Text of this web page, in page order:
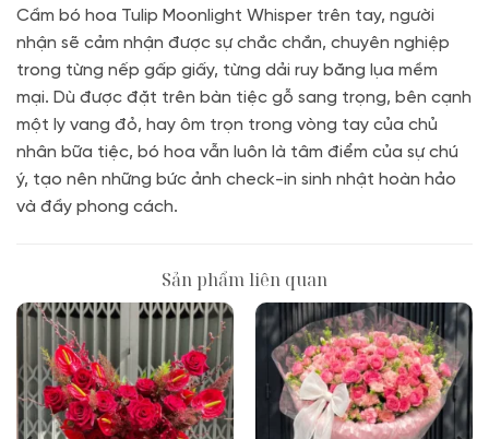
Cầm bó hoa Tulip Moonlight Whisper trên tay, người
nhận sẽ cảm nhận được sự chắc chắn, chuyên nghiệp
trong từng nếp gấp giấy, từng dải ruy băng lụa mềm
mại. Dù được đặt trên bàn tiệc gỗ sang trọng, bên cạnh
một ly vang đỏ, hay ôm trọn trong vòng tay của chủ
nhân bữa tiệc, bó hoa vẫn luôn là tâm điểm của sự chú
ý, tạo nên những bức ảnh check-in sinh nhật hoàn hảo
và đầy phong cách.
Sản phẩm liên quan